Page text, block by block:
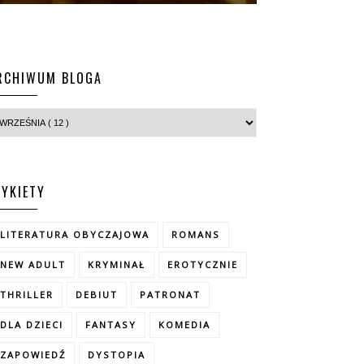
BLOGA
LITERATURA OBYCZAJOWA ROMANS
NEW ADULT KRYMINAŁ EROTYCZNIE
THRILLER DEBIUT PATRONAT
DLA DZIECI FANTASY KOMEDIA
ZAPOWIEDŹ DYSTOPIA